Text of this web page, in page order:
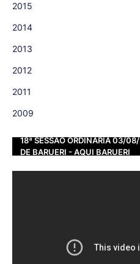
2015
2014
2013
2012
2011
2009
18ª SESSÃO ORDINÁRIA 03/
DE BARUERI - AQUI BARUERI